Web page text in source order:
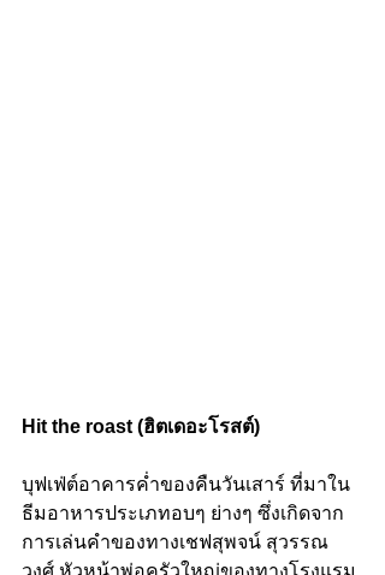
Hit the roast (ฮิตเดอะโรสต์)
บุฟเฟ่ต์อาคารค่ำของคืนวันเสาร์ ที่มาใน
ธีมอาหารประเภทอบๆ ย่างๆ ซึ่งเกิดจาก
การเล่นคำของทางเชฟสุพจน์ สุวรรณ
วงศ์ หัวหน้าพ่อครัวใหญ่ของทางโรงแรม